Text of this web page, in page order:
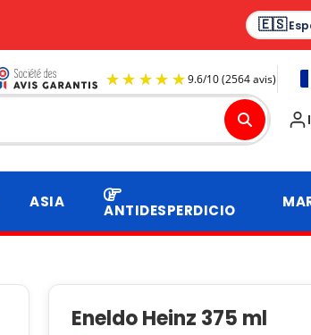
ASIA ANTIDESPERDICIO
Eneldo Heinz 375 ml